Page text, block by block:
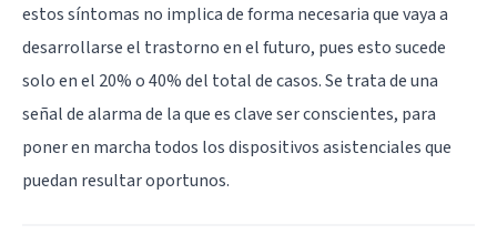
estos síntomas no implica de forma necesaria que vaya a
desarrollarse el trastorno en el futuro, pues esto sucede
solo en el 20% o 40% del total de casos. Se trata de una
señal de alarma de la que es clave ser conscientes, para
poner en marcha todos los dispositivos asistenciales que
puedan resultar oportunos.